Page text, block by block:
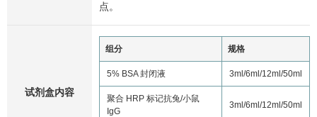
点。
试剂盒内容
组分 规格
5% BSA 封闭液 3ml/6ml/12ml/50ml
聚合 HRP 标记抗兔/小鼠
IgG
3ml/6ml/12ml/50ml